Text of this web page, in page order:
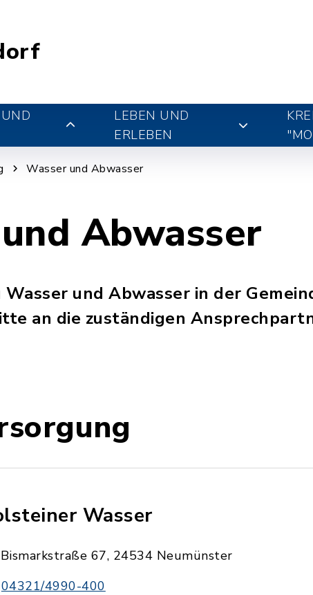
LEBEN UND
ERLEBEN
Wasser und Abwasser
Abwasser
Wasser und Abwasser in der
an die zuständigen
Wasser
Bismarkstraße 67, 24534 Neumünster
04321/4990-400